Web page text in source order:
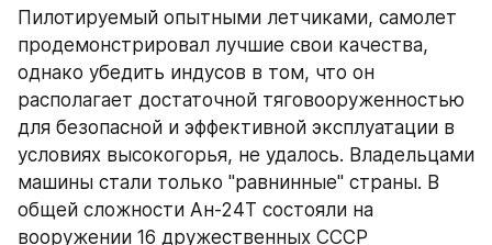
Пилотируемый опытными летчиками, самолет
продемонстрировал лучшие свои качества,
однако убедить индусов в том, что он
располагает достаточной тяговооруженностью
для безопасной и эффективной эксплуатации в
условиях высокогорья, не удалось. Владельцами
машины стали только "равнинные" страны. В
общей сложности Ан-24Т состояли на
вооружении 16 дружественных СССР